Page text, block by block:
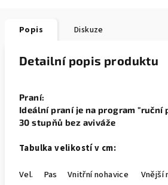
Popis Diskuze
Detailní popis produktu
Praní:
Ideální praní je na program "ruční
30 stupňů bez aviváže
Tabulka velikostí v cm:
Vel. Pas Vnitřní nohavice Vnější